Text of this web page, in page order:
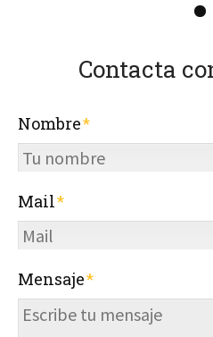
Contacta
Nombre
Mail
Mensaje